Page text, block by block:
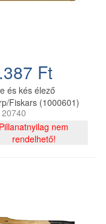
Ft
és kés élező
Fiskars (1000601)
Pillanatnyilag nem
rendelhető!